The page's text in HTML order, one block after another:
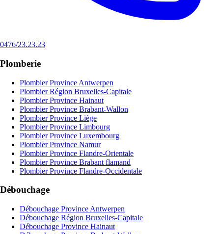
0476/23.23.23
Plomberie
Plombier Province Antwerpen
Plombier Région Bruxelles-Capitale
Plombier Province Hainaut
Plombier Province Brabant-Wallon
Plombier Province Liège
Plombier Province Limbourg
Plombier Province Luxembourg
Plombier Province Namur
Plombier Province Flandre-Orientale
Plombier Province Brabant flamand
Plombier Province Flandre-Occidentale
Débouchage
Débouchage Province Antwerpen
Débouchage Région Bruxelles-Capitale
Débouchage Province Hainaut